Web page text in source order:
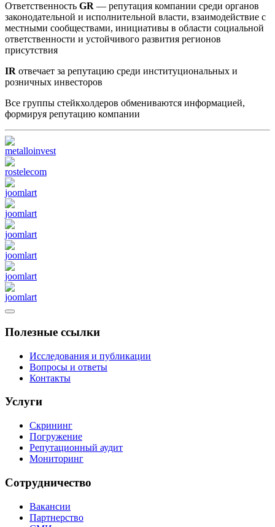
Ответственность GR — репутация компании среди органов
законодательной и исполнительной власти, взаимодействие с
местными сообществами, инициативы в области социальной
ответственности и устойчивого развития регионов
присутствия
IR отвечает за репутацию среди институциональных и
розничных инвесторов
Все группы стейкхолдеров обмениваются информацией,
формируя репутацию компании
Полезные ссылки
Исследования и публикации
Вопросы и ответы
Контакты
Услуги
Скрининг
Погружение
Репутационный аудит
Мониторинг
Сотрудничество
Вакансии
Партнерство